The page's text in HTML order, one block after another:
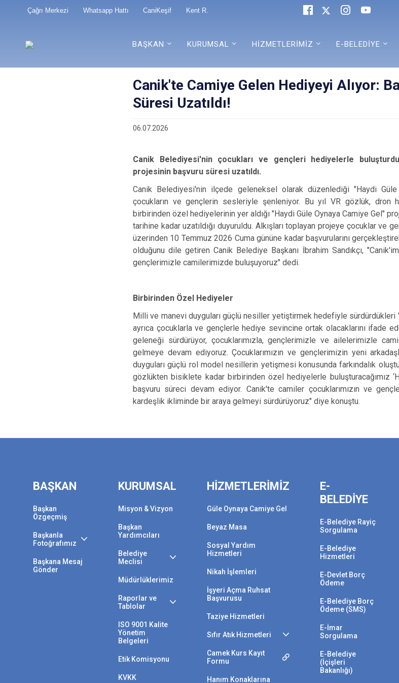
Çağrı Merkezi Whatsapp Hattı CaniKeşif Kent R.
BAŞKAN KURUMSAL HİZMETLERİMİZ E-BELEDİYE
Canik'te Camiye Gelen Hediyeyi Alıyor:
Süresi Uzatıldı!
06.07.2026
Canik Belediyesi'nin çocukları ve gençleri hediyelerle
projesinin başvuru süresi uzatıldı.
Canik Belediyesi'nin ilçede geleneksel olarak düzenlediği "Haydi
çocukların ve gençlerin sesleriyle şenleniyor. Bu yıl VR gözlük,
birbirinden özel hediyelerinin yer aldığı "Haydi Güle Oynaya Camiye Gel"
tarihine kadar uzatıldığı duyuruldu. Alkışları toplayan projeye çocuklar ve
üzerinden 10 Temmuz 2026 Cuma gününe kadar başvurularını
olduğunu dile getiren Canik Belediye Başkanı İbrahim Sandıkçı,
gençlerimizle camilerimizde buluşuyoruz" dedi.
Birbirinden Özel Hediyeler
Milli ve manevi duyguları güçlü nesiller yetiştirmek hedefiyle sürdürdükleri
ayrıca çocuklarla ve gençlerle hediye sevincine ortak olacaklarını ifade
geleneği sürdürüyor, çocuklarımızla, gençlerimizle ve ailelerimizle
gelmeye devam ediyoruz. Çocuklarımızın ve gençlerimizin yeni
duyguları güçlü rol model nesillerin yetişmesi konusunda farkındalık
gözlükten bisiklete kadar birbirinden özel hediyelerle buluşturacağımız
başvuru süreci devam ediyor. Canik'te camiler çocuklarımızın ve
kardeşlik ikliminde bir araya gelmeyi sürdürüyoruz" diye konuştu.
BAŞKAN
Başkan
Özgeçmiş
Başkanla
Fotoğrafımız
Başkana Mesaj
Gönder
KURUMSAL
Misyon & Vizyon
Başkan
Yardımcıları
Belediye
Meclisi
Müdürlüklerimiz
Raporlar ve
Tablolar
ISO 9001 Kalite
Yönetim
Belgeleri
Etik Komisyonu
KVKK
HİZMETLERİMİZ
Güle Oynaya Camiye Gel
Beyaz Masa
Sosyal Yardım
Hizmetleri
Nikah İşlemleri
İşyeri Açma Ruhsat
Başvurusu
Taziye Hizmetleri
Sıfır Atık Hizmetleri
Camek Kurs Kayıt
Formu
Hanım Konaklarına
E-
BELEDİYE
E-Belediye Rayiç
Sorgulama
E-Belediye
Hizmetleri
E-Devlet Borç
Ödeme
E-Belediye Borç
Ödeme (SMS)
E-İmar
Sorgulama
E-Belediye
(İçişleri
Bakanlığı)